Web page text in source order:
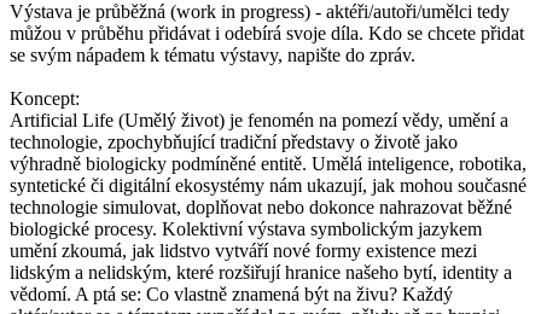
Výstava je průběžná (work in progress) - aktéři/autoři/umělci tedy
můžou v průběhu přidávat i odebírá svoje díla. Kdo se chcete přidat
se svým nápadem k tématu výstavy, napište do zpráv.
Koncept:
Artificial Life (Umělý život) je fenomén na pomezí vědy, umění a
technologie, zpochybňující tradiční představy o životě jako
výhradně biologicky podmíněné entitě. Umělá inteligence, robotika,
syntetické či digitální ekosystémy nám ukazují, jak mohou současné
technologie simulovat, doplňovat nebo dokonce nahrazovat běžné
biologické procesy. Kolektivní výstava symbolickým jazykem
umění zkoumá, jak lidstvo vytváří nové formy existence mezi
lidským a nelidským, které rozšiřují hranice našeho bytí, identity a
vědomí. A ptá se: Co vlastně znamená být na živu? Každý